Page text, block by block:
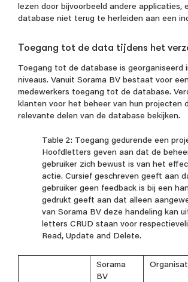
lezen door bijvoorbeeld andere applicaties,
database niet terug te herleiden aan een
Toegang tot de data tijdens het
Toegang tot de database is georganiseerd
niveaus. Vanuit Sorama BV bestaat voor
medewerkers toegang tot de database.
klanten voor het beheer van hun projecten
relevante delen van de database bekijken.
Table 2: Toegang gedurende een
Hoofdletters geven aan dat de
gebruiker zich bewust is van het
actie. Cursief geschreven geeft aan
gebruiker geen feedback is bij een
gedrukt geeft aan dat alleen
van Sorama BV deze handeling kan
letters CRUD staan voor
Read, Update and Delete.
Sorama
BV